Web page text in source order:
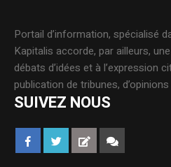
Portail d’information, spécialisé
Kapitalis accorde, par ailleurs,
débats d’idées et à l’expression
publication de tribunes,
SUIVEZ NOUS